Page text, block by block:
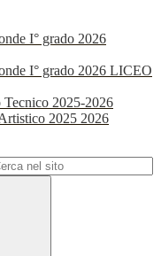
I° grado 2026
I° grado 2026 LICEO
Tecnico 2025-2026
2025 2026